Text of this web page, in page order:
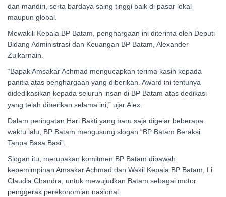
dan mandiri, serta bardaya saing tinggi baik di pasar lokal
maupun global.
Mewakili Kepala BP Batam, penghargaan ini diterima oleh Deputi
Bidang Administrasi dan Keuangan BP Batam, Alexander
Zulkarnain.
“Bapak Amsakar Achmad mengucapkan terima kasih kepada
panitia atas penghargaan yang diberikan. Award ini tentunya
didedikasikan kepada seluruh insan di BP Batam atas dedikasi
yang telah diberikan selama ini,” ujar Alex.
Dalam peringatan Hari Bakti yang baru saja digelar beberapa
waktu lalu, BP Batam mengusung slogan “BP Batam Beraksi
Tanpa Basa Basi”.
Slogan itu, merupakan komitmen BP Batam dibawah
kepemimpinan Amsakar Achmad dan Wakil Kepala BP Batam, Li
Claudia Chandra, untuk mewujudkan Batam sebagai motor
penggerak perekonomian nasional.